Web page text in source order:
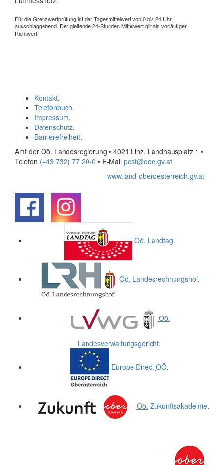
Für die Grenzwertprüfung ist der Tagesmittelwert von 0 bis 24 Uhr
ausschlaggebend. Der gleitende 24-Stunden Mittelwert gilt als vorläufiger
Richtwert.
Kontakt.
Telefonbuch.
Impressum.
Datenschutz.
Barrierefreiheit.
Amt der Oö. Landesregierung • 4021 Linz, Landhausplatz 1 •
Telefon (+43 732) 77 20-0 • E-Mail post@ooe.gv.at
www.land-oberoesterreich.gv.at
Oö. Landtag.
Oö. Landesrechnungshof.
Oö.
Landesverwaltungsgericht.
Europe Direct OÖ.
Oö. Zukunftsakademie.